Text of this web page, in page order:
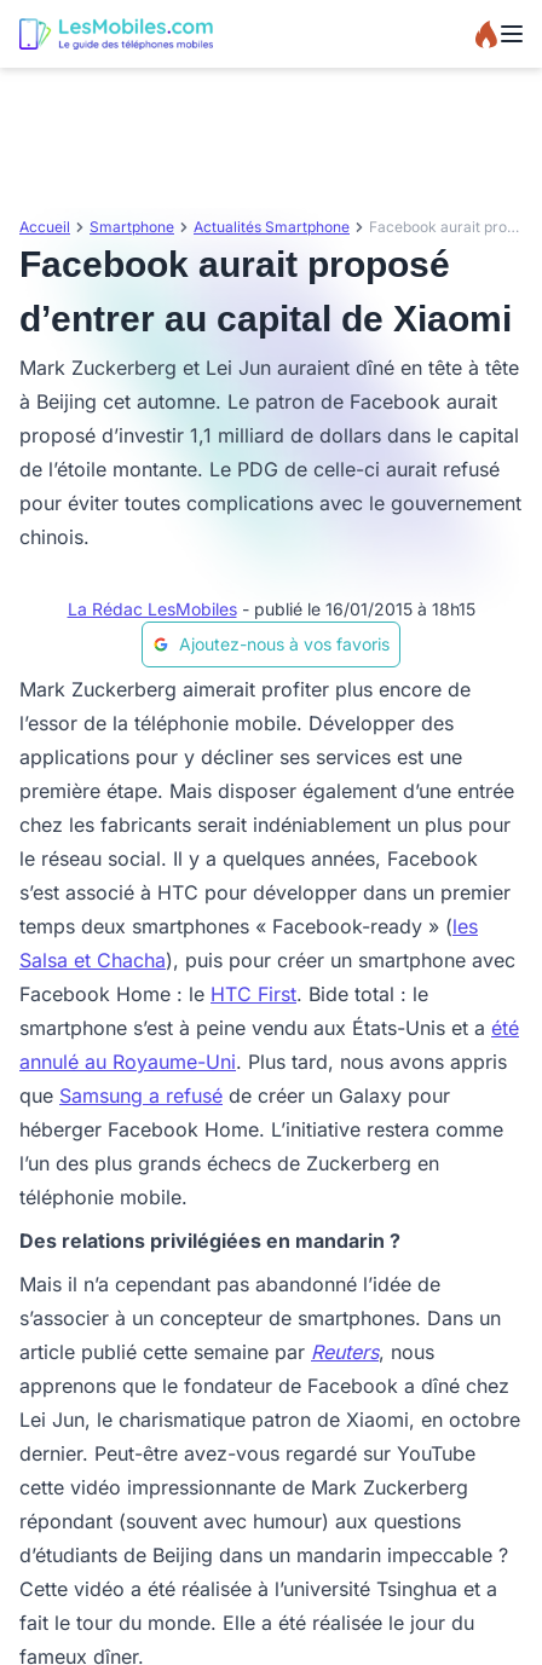
Accueil Smartphone Actualités Smartphone Facebook aurait proposé d’entrer au capital de Xiaomi
Facebook aurait proposé
d’entrer au capital de Xiaomi
Mark Zuckerberg et Lei Jun auraient dîné en tête à tête
à Beijing cet automne. Le patron de Facebook aurait
proposé d’investir 1,1 milliard de dollars dans le capital
de l’étoile montante. Le PDG de celle-ci aurait refusé
pour éviter toutes complications avec le gouvernement
chinois.
La Rédac LesMobiles - publié le 16/01/2015 à 18h15
Ajoutez-nous à vos favoris
Mark Zuckerberg aimerait profiter plus encore de
l’essor de la téléphonie mobile. Développer des
applications pour y décliner ses services est une
première étape. Mais disposer également d’une entrée
chez les fabricants serait indéniablement un plus pour
le réseau social. Il y a quelques années, Facebook
s’est associé à HTC pour développer dans un premier
temps deux smartphones « Facebook-ready » (les
Salsa et Chacha), puis pour créer un smartphone avec
Facebook Home : le HTC First. Bide total : le
smartphone s’est à peine vendu aux États-Unis et a été
annulé au Royaume-Uni. Plus tard, nous avons appris
que Samsung a refusé de créer un Galaxy pour
héberger Facebook Home. L’initiative restera comme
l’un des plus grands échecs de Zuckerberg en
téléphonie mobile.
Des relations privilégiées en mandarin ?
Mais il n’a cependant pas abandonné l’idée de
s’associer à un concepteur de smartphones. Dans un
article publié cette semaine par Reuters, nous
apprenons que le fondateur de Facebook a dîné chez
Lei Jun, le charismatique patron de Xiaomi, en octobre
dernier. Peut-être avez-vous regardé sur YouTube
cette vidéo impressionnante de Mark Zuckerberg
répondant (souvent avec humour) aux questions
d’étudiants de Beijing dans un mandarin impeccable ?
Cette vidéo a été réalisée à l’université Tsinghua et a
fait le tour du monde. Elle a été réalisée le jour du
fameux dîner.